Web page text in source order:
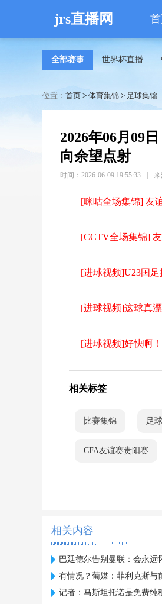
jrs直播网
全部赛事 世界杯直播
位置： 首页 > 体育集锦 > 足球集锦
2026年06月09
向余望点射
时间：2026-06-09 19:55:33
[咪咕全场集锦] 友
[CCTV全场集锦]
[进球视频]U23国
[进球视频]这球真
[进球视频]好快啊
相关标签
比赛集锦 足球
CFA友谊赛贵阳赛
相关内容
巴延德尔告别曼联：会永
有情况？葡媒：菲利克斯与
记者：马斯坦托诺是免费纯